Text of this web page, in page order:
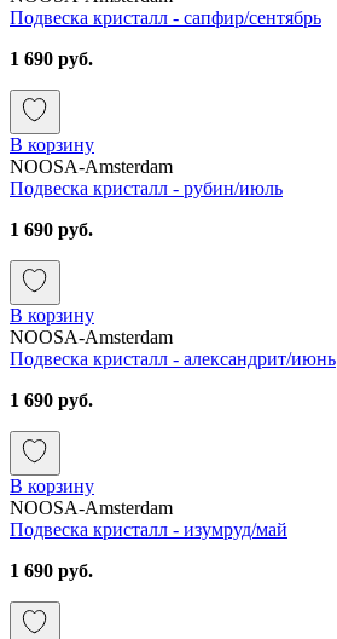
Подвеска кристалл - сапфир/сентябрь
1 690 руб.
В корзину
NOOSA-Amsterdam
Подвеска кристалл - рубин/июль
1 690 руб.
В корзину
NOOSA-Amsterdam
Подвеска кристалл - александрит/июнь
1 690 руб.
В корзину
NOOSA-Amsterdam
Подвеска кристалл - изумруд/май
1 690 руб.